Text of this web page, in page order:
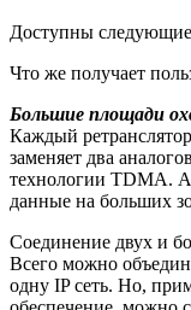
Доступны
Что же получает
Большие площади
Каждый
заменяет два
технологии TDMA.
данные на больших
Соединение двух и
Всего можно
одну IP сеть. Но,